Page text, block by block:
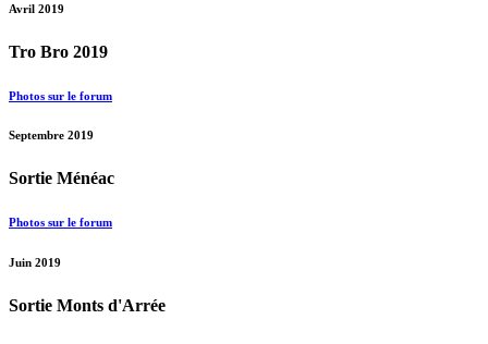
Avril 2019
Tro Bro 2019
Photos sur le forum
Septembre 2019
Sortie Ménéac
Photos sur le forum
Juin 2019
Sortie Monts d'Arrée